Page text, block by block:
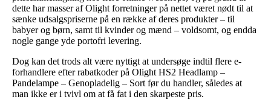
dette har masser af Olight forretninger på nettet været nødt til at
sænke udsalgspriserne på en række af deres produkter – til
babyer og børn, samt til kvinder og mænd – voldsomt, og endda
nogle gange yde portofri levering.
Dog kan det trods alt være nyttigt at undersøge indtil flere e-
forhandlere efter rabatkoder på Olight HS2 Headlamp –
Pandelampe – Genopladelig – Sort før du handler, således at
man ikke er i tvivl om at få fat i den skarpeste pris.